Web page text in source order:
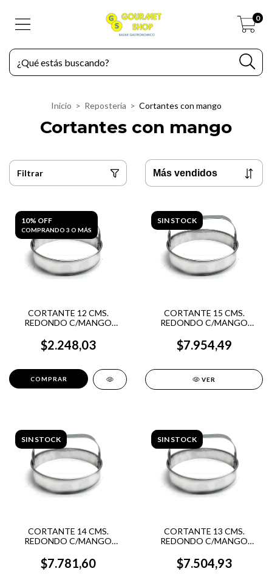
0
Inicio > Repostería > Cortantes con mango
Cortantes con mango
Filtrar
10% OFF
COMPRANDO 3 O MÁS
CORTANTE 12 CMS.
REDONDO C/MANGO
$2.248,03
SIN STOCK
CORTANTE 15 CMS.
REDONDO C/MANGO
$7.954,49
VER
SIN STOCK
CORTANTE 14 CMS.
REDONDO C/MANGO
$7.781,60
SIN STOCK
CORTANTE 13 CMS.
REDONDO C/MANGO
$7.504,93